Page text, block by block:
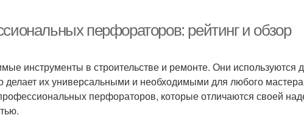
перфораторов: рейтинг и обзор
инструменты в строительстве и ремонте. Они используются
делает их универсальными и необходимыми для любого
перфораторов, которые отличаются своей